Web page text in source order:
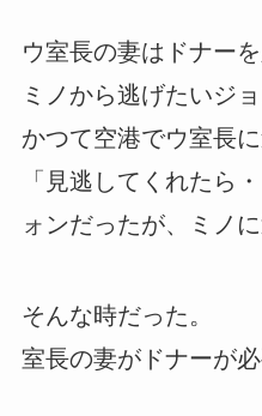
ウ室長の妻はドナー
ミノから逃げたいジ
かつて空港でウ室長
「見逃してくれたら
ォンだったが、ミノ
そんな時だった。
室長の妻がドナーが